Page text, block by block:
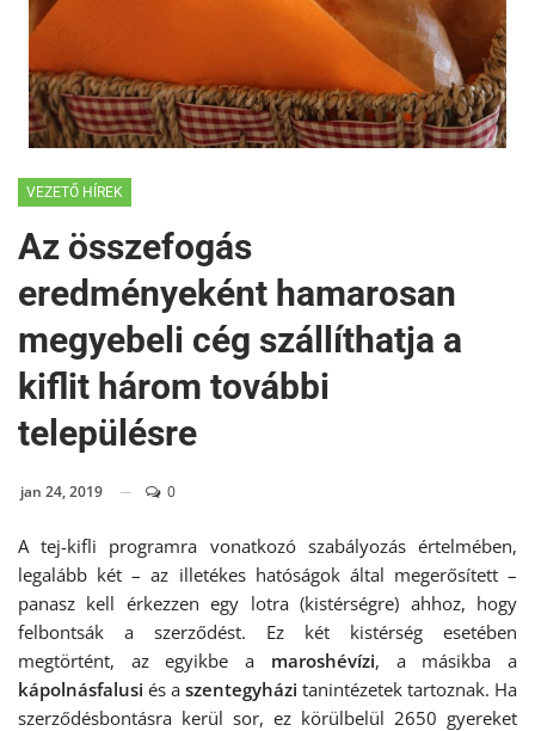
VEZETŐ HÍREK
Az összefogás
eredményeként hamarosan
megyebeli cég szállíthatja a
kiflit három további
településre
jan 24, 2019 0
A tej-kifli programra vonatkozó szabályozás értelmében,
legalább két – az illetékes hatóságok által megerősített –
panasz kell érkezzen egy lotra (kistérségre) ahhoz, hogy
felbontsák a szerződést. Ez két kistérség esetében
megtörtént, az egyikbe a maroshévízi, a másikba a
kápolnásfalusi és a szentegyházi tanintézetek tartoznak. Ha
szerződésbontásra kerül sor, ez körülbelül 2650 gyereket